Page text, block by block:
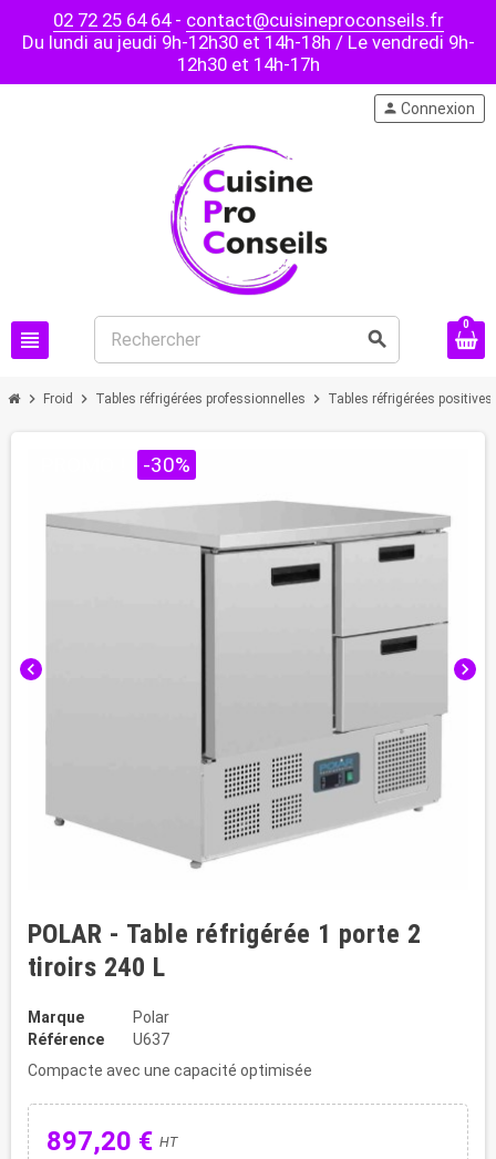
02 72 25 64 64- contact@cuisineproconseils.fr
Du lundi au jeudi 9h-12h30 et 14h-18h / Le vendredi 9h-
12h30 et 14h-17h
view_headline search
person Connexion
0
chevron_right Froid chevron_right Tables réfrigérées professionnelles chevron_right Tables réfrigérées positives
chevron_left chevron_right
-30%
POLAR - Table réfrigérée 1 porte 2
tiroirs 240 L
Marque
Polar
Référence
U637
Compacte avec une capacité optimisée
897,20 € HT